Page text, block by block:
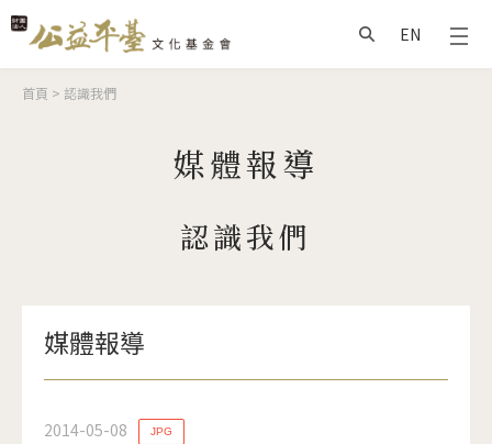
搜尋
EN
您在這裡
首頁 > 認識我們
媒體報導
認識我們
媒體報導
2014-05-08 JPG